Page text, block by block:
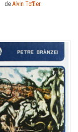
de Alvin Toffler